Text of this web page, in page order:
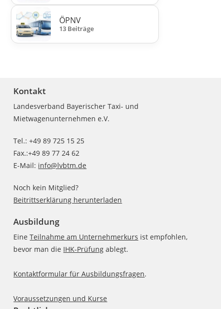
ÖPNV
13 Beiträge
Kontakt
Landesverband Bayerischer Taxi- und
Mietwagenunternehmen e.V.
Tel.: +49 89 725 15 25
Fax.:+49 89 77 24 62
E-Mail: info@lvbtm.de
Noch kein Mitglied?
Beitrittserklärung herunterladen
Ausbildung
EineTeilnahme am Unternehmerkurs ist empfohlen,
bevor man die IHK-Prüfung ablegt.
Kontaktformular für Ausbildungsfragen.
Voraussetzungen und Kurse